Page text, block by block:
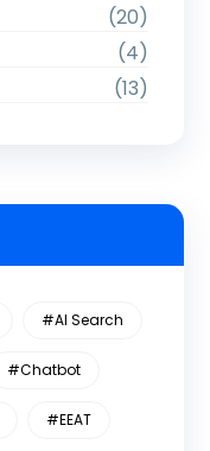
(20)
(4)
(13)
#AI Search
#Chatbot
#EEAT